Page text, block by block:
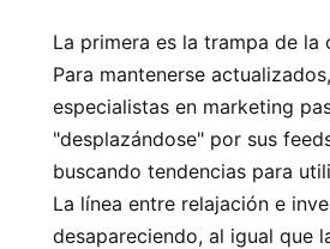
La primera es la trampa de la
Para mantenerse
especialistas en marketing
"desplazándose" por sus
buscando tendencias para
La línea entre relajación e
desapareciendo, al igual que